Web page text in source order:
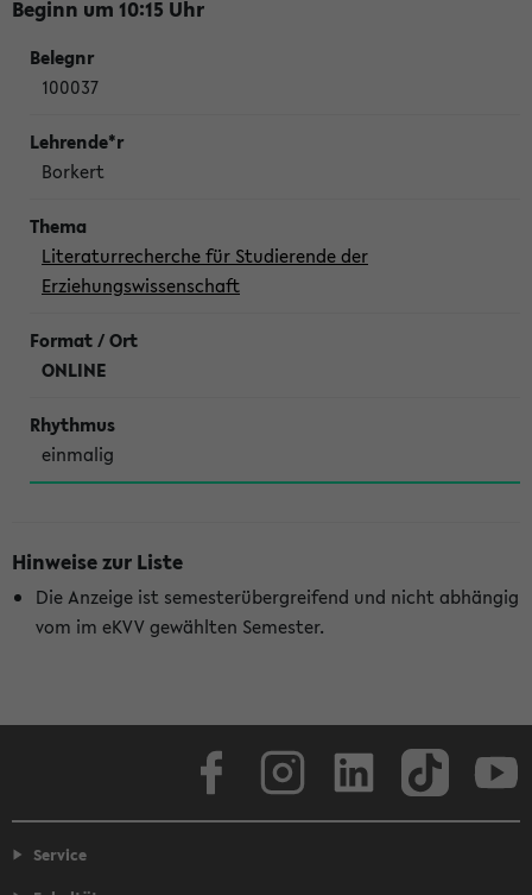
Beginn um 10:15 Uhr
100037
Borkert
Literaturrecherche für Studierende der
Erziehungswissenschaft
ONLINE
einmalig
Hinweise zur Liste
Die Anzeige ist semesterübergreifend und nicht abhängig
vom im eKVV gewählten Semester.
Service